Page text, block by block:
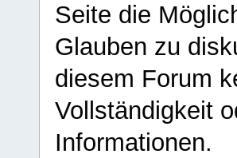
Seite die
Glauben zu
diesem Forum
Vollständigkeit
Informationen.